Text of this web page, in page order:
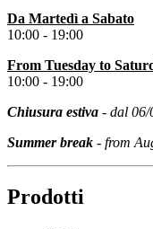
Da Martedì a Sabato
10:00 - 19:00
From Tuesday to
10:00 - 19:00
Chiusura estiva - dal 06/
Summer break - from
Prodotti